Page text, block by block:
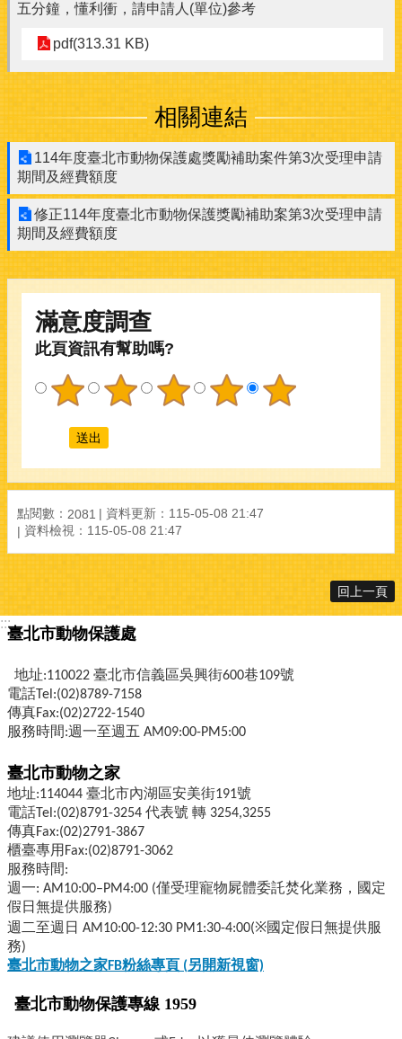
五分鐘，懂利衝，請申請人(單位)參考
pdf(313.31 KB)
相關連結
114年度臺北市動物保護處獎勵補助案件第3次受理申請
期間及經費額度
修正114年度臺北市動物保護獎勵補助案第3次受理申請
期間及經費額度
滿意度調查
此頁資訊有幫助嗎?
點閱數： 2081 資料更新： 115-05-08 21:47
資料檢視： 115-05-08 21:47
回上一頁
:::
臺北市動物保護處
地址:110022 臺北市信義區吳興街600巷109號
電話Tel:(02)8789-7158
傳真Fax:(02)2722-1540
服務時間:週一至週五 AM09:00-PM5:00
臺北市動物之家
地址:114044 臺北市內湖區安美街191號
電話Tel:(02)8791-3254 代表號 轉 3254,3255
傳真Fax:(02)2791-3867
櫃臺專用Fax:(02)8791-3062
服務時間:
週一: AM10:00–PM4:00 (僅受理寵物屍體委託焚化業務，國定
假日無提供服務)
週二至週日 AM10:00-12:30 PM1:30-4:00(※國定假日無提供服
務)
臺北市動物之家FB粉絲專頁 (另開新視窗)
臺北市動物保護專線 1959